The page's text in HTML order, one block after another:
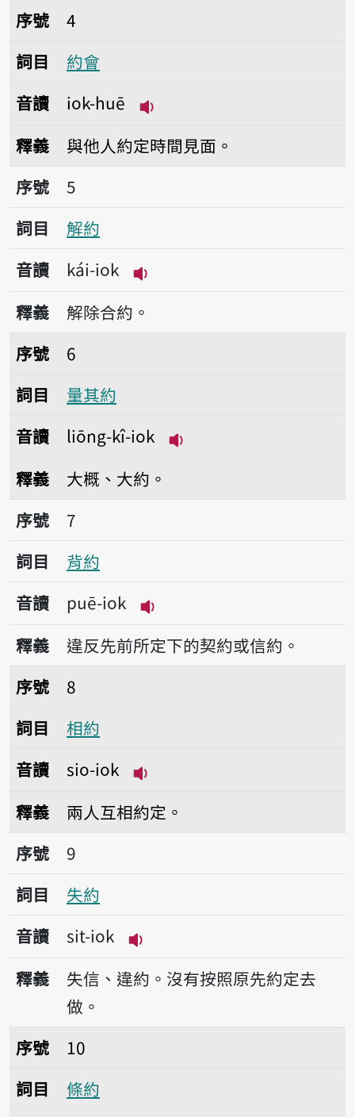
序號4約會
序號
4
詞目
約會
音讀
iok-huē
釋義
與他人約定時間見面。
序號5解約
序號
5
詞目
解約
音讀
kái-iok
播放音讀kái-iok
釋義
解除合約。
序號6量其約
序號
6
詞目
量其約
音讀
liōng-kî-iok
釋義
大概、大約。
序號7背約
序號
7
詞目
背約
音讀
puē-iok
播放音讀puē-iok
釋義
違反先前所定下的契約或信約。
序號8相約
序號
8
詞目
相約
音讀
sio-iok
釋義
兩人互相約定。
序號9失約
序號
9
詞目
失約
音讀
sit-iok
播放音讀sit-iok
釋義
失信、違約。沒有按照原先約定去
做。
序號10條約
序號
10
詞目
條約